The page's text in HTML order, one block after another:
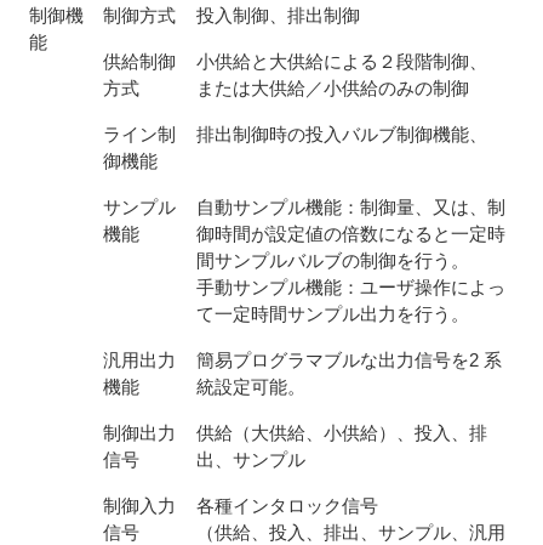
制御機
能
制御方式 投入制御、排出制御
供給制御
方式
小供給と大供給による２段階制御、
または大供給／小供給のみの制御
ライン制
御機能
排出制御時の投入バルブ制御機能、
サンプル
機能
自動サンプル機能：制御量、又は、制
御時間が設定値の倍数になると一定時
間サンプルバルブの制御を行う。
手動サンプル機能：ユーザ操作によっ
て一定時間サンプル出力を行う。
汎用出力
機能
簡易プログラマブルな出力信号を2 系
統設定可能。
制御出力
信号
供給（大供給、小供給）、投入、排
出、サンプル
制御入力
信号
各種インタロック信号
（供給、投入、排出、サンプル、汎用